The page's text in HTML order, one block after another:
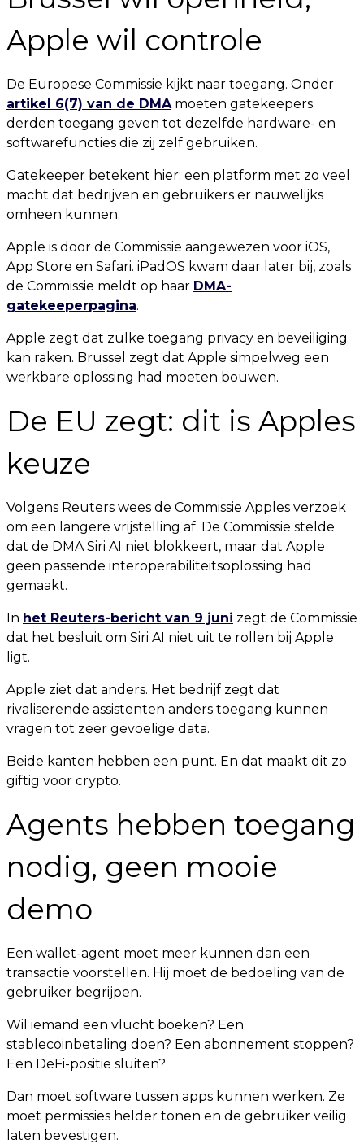
Apple wil controle
De Europese Commissie kijkt naar toegang. Onder
artikel 6(7) van de DMAmoeten gatekeepers
derden toegang geven tot dezelfde hardware- en
softwarefuncties die zij zelf gebruiken.
Gatekeeper betekent hier: een platform met zo veel
macht dat bedrijven en gebruikers er nauwelijks
omheen kunnen.
Apple is door de Commissie aangewezen voor iOS,
App Store en Safari. iPadOS kwam daar later bij, zoals
de Commissie meldt op haar DMA-
gatekeeperpagina.
Apple zegt dat zulke toegang privacy en beveiliging
kan raken. Brussel zegt dat Apple simpelweg een
werkbare oplossing had moeten bouwen.
De EU zegt: dit is Apples
keuze
Volgens Reuters wees de Commissie Apples verzoek
om een langere vrijstelling af. De Commissie stelde
dat de DMA Siri AI niet blokkeert, maar dat Apple
geen passende interoperabiliteitsoplossing had
gemaakt.
In het Reuters-bericht van 9 juni zegt de Commissie
dat het besluit om Siri AI niet uit te rollen bij Apple
ligt.
Apple ziet dat anders. Het bedrijf zegt dat
rivaliserende assistenten anders toegang kunnen
vragen tot zeer gevoelige data.
Beide kanten hebben een punt. En dat maakt dit zo
giftig voor crypto.
Agents hebben toegang
nodig, geen mooie
demo
Een wallet-agent moet meer kunnen dan een
transactie voorstellen. Hij moet de bedoeling van de
gebruiker begrijpen.
Wil iemand een vlucht boeken? Een
stablecoinbetaling doen? Een abonnement stoppen?
Een DeFi-positie sluiten?
Dan moet software tussen apps kunnen werken. Ze
moet permissies helder tonen en de gebruiker veilig
laten bevestigen.